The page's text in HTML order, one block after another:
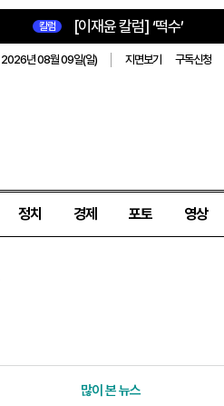
칼럼 [이재윤 칼럼] ‘떡수’
2026년 08월 09일(일) 지면보기 구독신청
정치 경제 포토 영상
많이 본 뉴스